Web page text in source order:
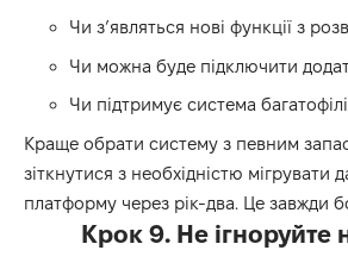
Чи з’являться нові функції з
Чи можна буде підключити
Чи підтримує система
Краще обрати систему з певним
зіткнутися з необхідністю мігрувати
платформу через рік-два. Це завжди
Крок 9. Не ігноруйте